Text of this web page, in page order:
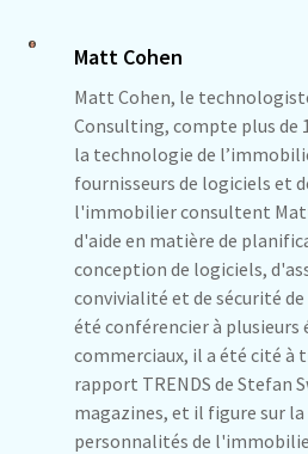
Matt Cohen
Matt Cohen, le
Consulting, compte plus de
la technologie de
fournisseurs de logiciels et
l'immobilier consultent
d'aide en matière de
conception de logiciels,
convivialité et de sécurité
été conférencier à plusieurs
commerciaux, il a été cité à
rapport TRENDS de Stefan
magazines, et il figure sur la
personnalités de